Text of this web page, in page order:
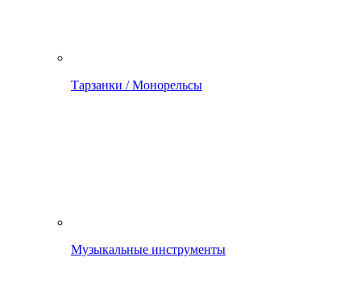
Тарзанки / Монорельсы
Музыкальные инструменты